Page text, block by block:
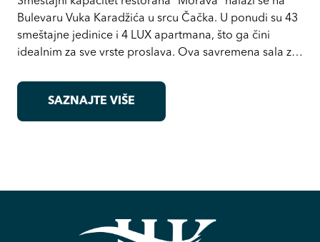
Bulevaru Vuka Karadžića u srcu Čačka. U ponudi su 43
smeštajne jedinice i 4 LUX apartmana, što ga čini
idealnim za sve vrste proslava. Ova savremena sala za
vas prelepim ambijentom i specijalitetima nacionalne
kuhinje.SAZNAJTE VIŠE